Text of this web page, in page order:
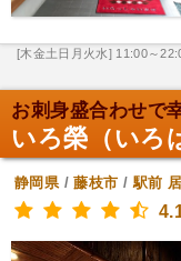
[木金土日月火水] 11:00～
お刺身盛合わせで
いろ榮（いろ
静岡県/藤枝市 /駅前